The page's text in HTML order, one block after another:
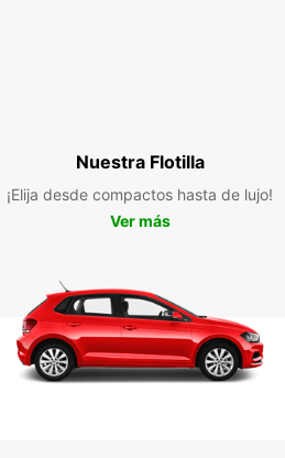
Nuestra Flotilla
¡Elija desde compactos hasta de lujo!
Ver más